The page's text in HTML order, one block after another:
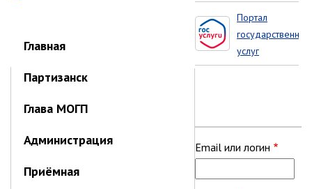
Главная
Партизанск
Глава МОГП
Администрация
Приёмная
государственных
Портал
государственных
услуг
Приморского
Email или логин